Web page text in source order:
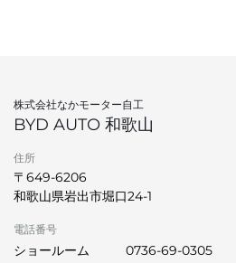
株式会社なかモーター自工
BYD AUTO 和歌山
住所
〒649-6206
和歌山県岩出市堀口24-1
電話番号
ショールーム
0736-69-0305